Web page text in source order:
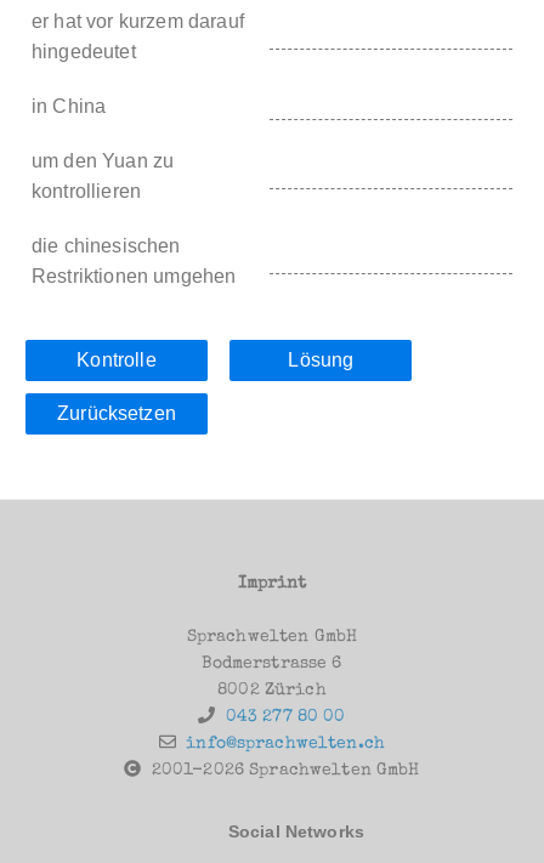
er hat vor kurzem darauf
hingedeutet
in China
um den Yuan zu
kontrollieren
die chinesischen
Restriktionen umgehen
Kontrolle Lösung
Zurücksetzen
Imprint
Sprachwelten GmbH
Bodmerstrasse 6
8002 Zürich
043 277 80 00
info@sprachwelten.ch
2001-2026 Sprachwelten GmbH
Social Networks